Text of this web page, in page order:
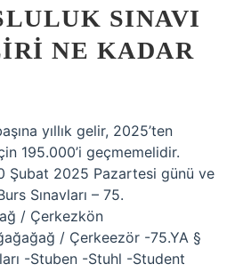
SINAVI
NE KADAR
yıllık gelir, 2025’ten
195.000’i geçmemelidir.
Şubat 2025 Pazartesi günü ve
Sınavları – 75.
/ Çerkezkön
/ Çerkeezör -75.YA §
-Stuben -Stuhl -Student